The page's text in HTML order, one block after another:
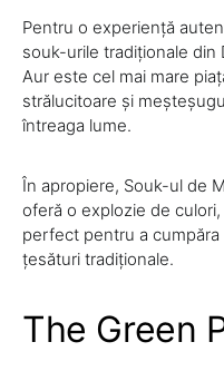
Pentru o experiență
souk-urile tradiționale din
Aur este cel mai mare
strălucitoare și
întreaga lume.
În apropiere, Souk-ul de
oferă o explozie de
perfect pentru a
țesături tradiționale.
The Green